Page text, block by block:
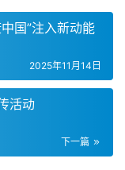
国”注入新动能
2025年11月14日
活动
下一篇